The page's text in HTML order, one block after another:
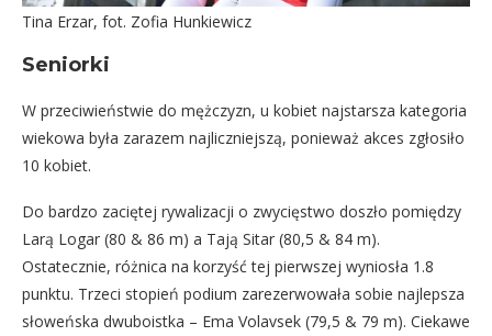
Tina Erzar, fot. Zofia Hunkiewicz
Seniorki
W przeciwieństwie do mężczyzn, u kobiet najstarsza kategoria
wiekowa była zarazem najliczniejszą, ponieważ akces zgłosiło
10 kobiet.
Do bardzo zaciętej rywalizacji o zwycięstwo doszło pomiędzy
Larą Logar (80 & 86 m) a Tają Sitar (80,5 & 84 m).
Ostatecznie, różnica na korzyść tej pierwszej wyniosła 1.8
punktu. Trzeci stopień podium zarezerwowała sobie najlepsza
słoweńska dwuboistka – Ema Volavsek (79,5 & 79 m). Ciekawe